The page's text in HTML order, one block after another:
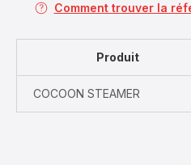
Comment trouver la
Produit
COCOON STEAMER